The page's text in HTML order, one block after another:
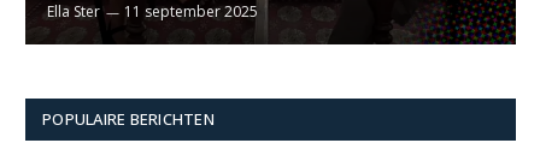
Ella Ster 11 september 2025
POPULAIRE BERICHTEN